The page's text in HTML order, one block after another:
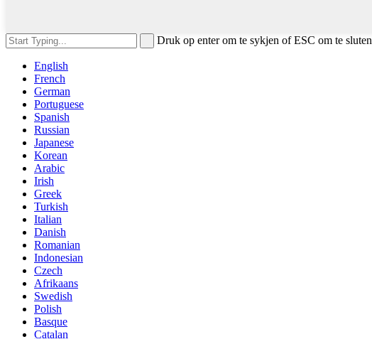
Druk op enter om te sykjen of ESC om te sluten
English
French
German
Portuguese
Spanish
Russian
Japanese
Korean
Arabic
Irish
Greek
Turkish
Italian
Danish
Romanian
Indonesian
Czech
Afrikaans
Swedish
Polish
Basque
Catalan